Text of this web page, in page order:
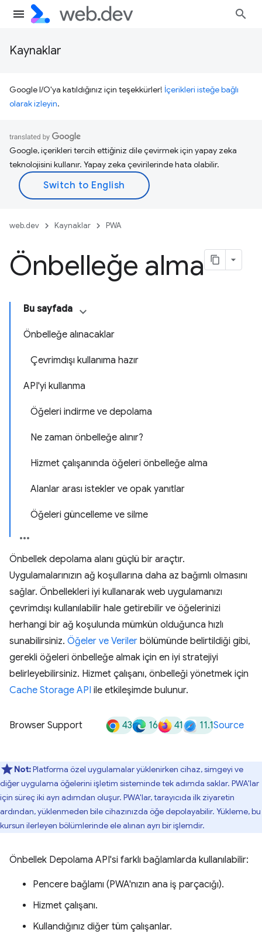
Kaynaklar
Google I/O'ya katıldığınız için teşekkürler! İçerikleri isteğe bağlı
olarak izleyin.
Google, içerikleri tercih ettiğiniz dile çevirmek için yapay zeka
teknolojisini kullanır. Yapay zeka çevirilerinde hata olabilir.
web.dev Kaynaklar PWA
Önbelleğe alma
Bu sayfada
Önbelleğe alınacaklar
Çevrimdışı kullanıma hazır
API'yi kullanma
Öğeleri indirme ve depolama
Ne zaman önbelleğe alınır?
Hizmet çalışanında öğeleri önbelleğe alma
Alanlar arası istekler ve opak yanıtlar
Öğeleri güncelleme ve silme
Önbellek depolama alanı güçlü bir araçtır.
Uygulamalarınızın ağ koşullarına daha az bağımlı olmasını
sağlar. Önbellekleri iyi kullanarak web uygulamanızı
çevrimdışı kullanılabilir hale getirebilir ve öğelerinizi
herhangi bir ağ koşulunda mümkün olduğunca hızlı
sunabilirsiniz. Öğeler ve Veriler bölümünde belirtildiği gibi,
gerekli öğeleri önbelleğe almak için en iyi stratejiyi
belirleyebilirsiniz. Hizmet çalışanı, önbelleği yönetmek için
Cache Storage API ile etkileşimde bulunur.
Browser Support 43 16 41 11.1Source
Not:Platforma özel uygulamalar yüklenirken cihaz, simgeyi ve
diğer uygulama öğelerini işletim sisteminde tek adımda saklar. PWA'lar
için süreç iki ayrı adımdan oluşur. PWA'lar, tarayıcıda ilk ziyaretin
ardından, yüklenmeden bile cihazınızda öğe depolayabilir. Yükleme, bu
kursun ilerleyen bölümlerinde ele alınan ayrı bir işlemdir.
Önbellek Depolama API'si farklı bağlamlarda kullanılabilir:
Pencere bağlamı (PWA'nızın ana iş parçacığı).
Hizmet çalışanı.
Kullandığınız diğer tüm çalışanlar.